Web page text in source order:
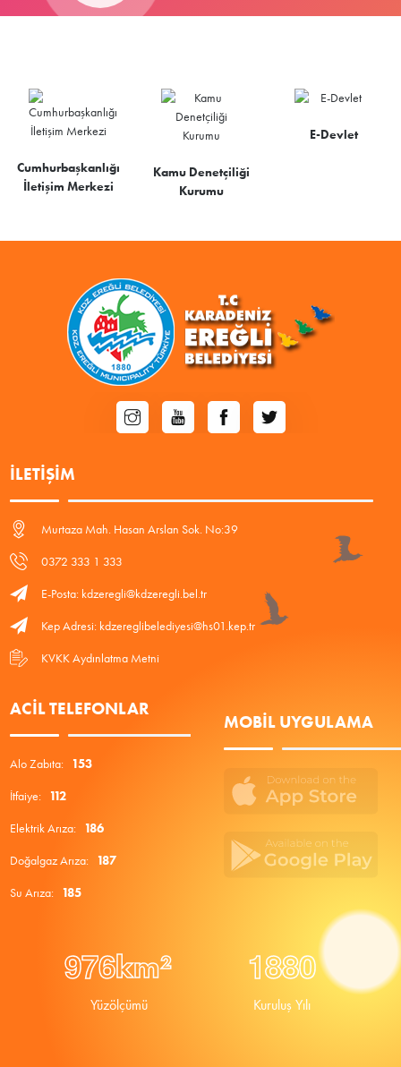
Cumhurbaşkanlığı
İletişim Merkezi
Kamu Denetçiliği
Kurumu
E-Devlet
İLETIŞIM
Murtaza Mah. Hasan Arslan Sok. No:39
0372 333 1 333
E-Posta: kdzeregli@kdzeregli.bel.tr
Kep Adresi: kdzereglibelediyesi@hs01.kep.tr
KVKK Aydınlatma Metni
ACIL TELEFONLAR
Alo Zabıta: 153
İtfaiye: 112
Elektrik Arıza: 186
Doğalgaz Arıza: 187
Su Arıza: 185
MOBIL UYGULAMA
976km²
Yüzölçümü
1880
Kuruluş Yılı